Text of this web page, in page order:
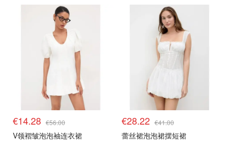
€14.28 €56.00
V领褶皱泡泡袖连衣裙
€28.22 €41.00
蕾丝裙泡泡裙摆短裙